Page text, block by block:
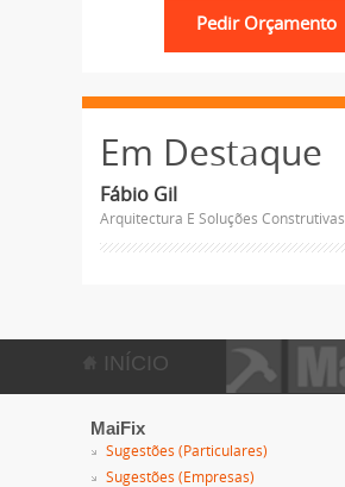
Em Destaque
Fábio Gil
Arquitectura E Soluções Construtivas
INÍCIO
MaiFix
Sugestões (Particulares)
Sugestões (Empresas)